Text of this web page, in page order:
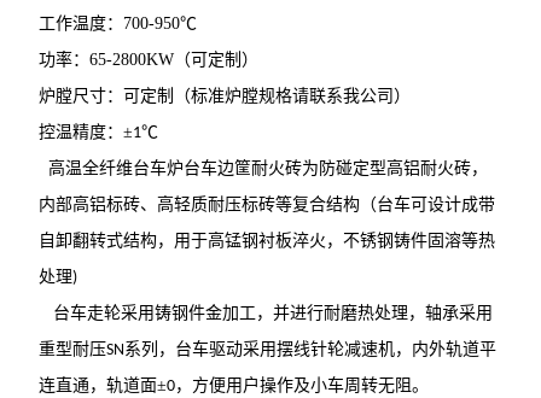
工作温度： 700-950℃
功率：65-2800KW （可定制）
炉膛尺寸：可定制（标准炉膛规格请联系我公司）
控温精度：±1℃
高温全纤维台车炉台车边筐耐火砖为防碰定型高铝耐火砖，
内部高铝标砖、高轻质耐压标砖等复合结构（台车可设计成带
自卸翻转式结构，用于高锰钢衬板淬火，不锈钢铸件固溶等热
处理)
台车走轮采用铸钢件金加工，并进行耐磨热处理，轴承采用
重型耐压SN系列，台车驱动采用摆线针轮减速机，内外轨道平
连直通，轨道面±0，方便用户操作及小车周转无阻。